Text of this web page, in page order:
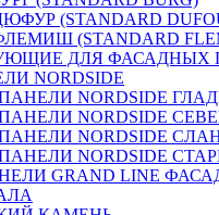
(STANDARD
(STANDARD
ДЛЯ ФАСАДНЫХ
NORDSIDE
NORDSIDE
NORDSIDE
NORDSIDE
NORDSIDE